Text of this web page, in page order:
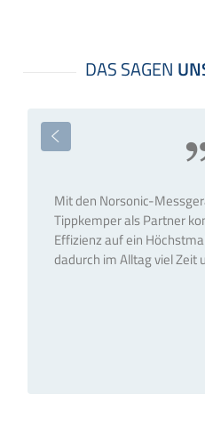
Mit den Norsonic-
Tippkemper als Partner
Effizienz auf ein
dadurch im Alltag viel Zeit